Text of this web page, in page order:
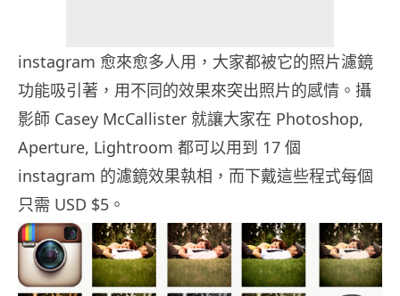
instagram 愈來愈多人用，大家都被它的照片濾鏡
功能吸引著，用不同的效果來突出照片的感情。攝
影師 Casey McCallister 就讓大家在 Photoshop,
Aperture, Lightroom 都可以用到 17 個
instagram 的濾鏡效果執相，而下戴這些程式每個
只需 USD $5。